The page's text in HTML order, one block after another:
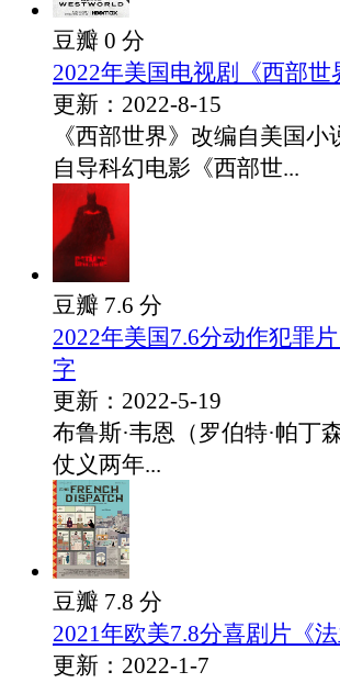
豆瓣 0 分
2022年美国电视剧《西部
更新：2022-8-15
《西部世界》改编自美国
自导科幻电影《西部世...
豆瓣 7.6 分
2022年美国7.6分动作犯罪
字
更新：2022-5-19
布鲁斯·韦恩（罗伯特·帕丁
仗义两年...
豆瓣 7.8 分
2021年欧美7.8分喜剧片《
更新：2022-1-7